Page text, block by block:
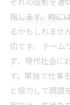
指します。時に
るかもしれませ
切です。 チーム
ず、現代社会に
す。単独で仕事
と協力して問題